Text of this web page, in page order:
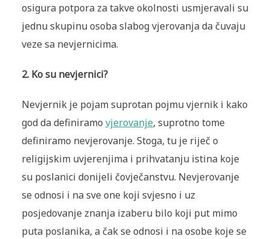
osigura potpora za takve okolnosti usmjeravali su
jednu skupinu osoba slabog vjerovanja da čuvaju
veze sa nevjernicima.
2. Ko su nevjernici?
Nevjernik je pojam suprotan pojmu vjernik i kako
god da definiramo vjerovanje, suprotno tome
definiramo nevjerovanje. Stoga, tu je riječ o
religijskim uvjerenjima i prihvatanju istina koje
su poslanici donijeli čovječanstvu. Nevjerovanje
se odnosi i na sve one koji svjesno i uz
posjedovanje znanja izaberu bilo koji put mimo
puta poslanika, a čak se odnosi i na osobe koje se